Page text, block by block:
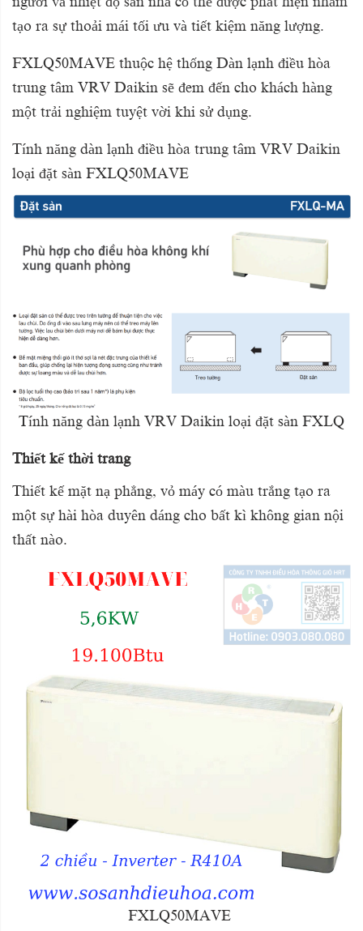
tạo ra sự thoải mái tối ưu và tiết kiệm năng lượng.
FXLQ50MAVE thuộc hệ thống Dàn lạnh điều hòa
trung tâm VRV Daikin sẽ đem đến cho khách hàng
một trải nghiệm tuyệt vời khi sử dụng.
Tính năng dàn lạnh điều hòa trung tâm VRV Daikin
loại đặt sàn FXLQ50MAVE
Tính năng dàn lạnh VRV Daikin loại đặt sàn FXLQ
Thiết kế thời trang
Thiết kế mặt nạ phẳng, vỏ máy có màu trắng tạo ra
một sự hài hòa duyên dáng cho bất kì không gian nội
thất nào.
FXLQ50MAVE